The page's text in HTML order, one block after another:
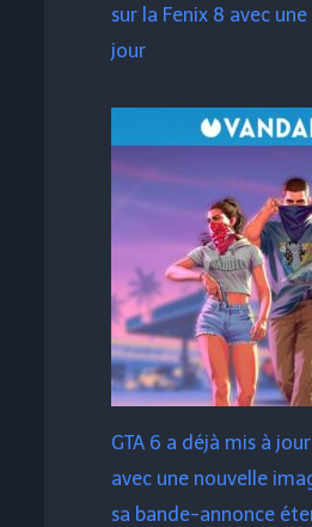
sur la Fenix ​​​​8 avec
jour
GTA 6 a déjà mis à
avec une nouvelle
sa bande-annonce